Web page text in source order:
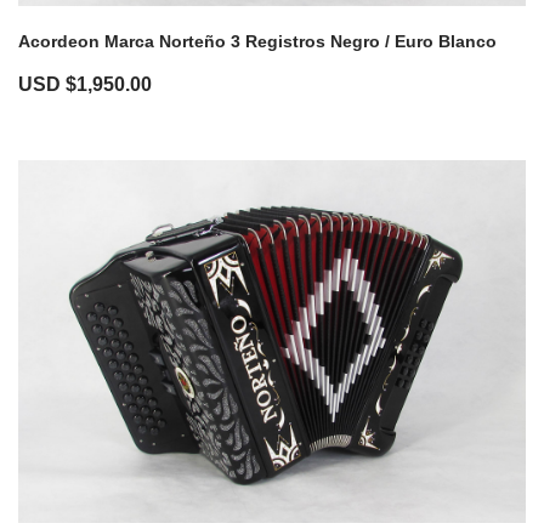
Acordeon Marca Norteño 3 Registros Negro / Euro Blanco
USD $1,950.00